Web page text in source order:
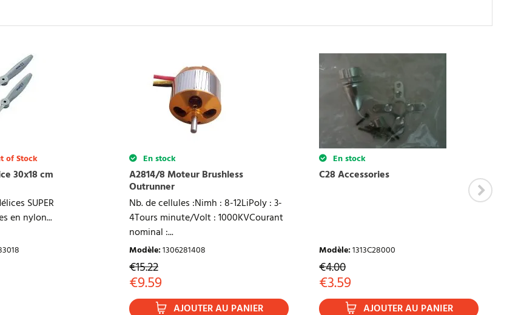
ECRIRE UNE CRITIQUE
of Stock
30x18 cm
SUPER
en nylon...
En stock
A2814/8 Moteur Brushless
Outrunner
Nb. de cellules :Nimh : 8-12LiPoly : 3-
4Tours minute/Volt : 1000KVCourant
nominal :...
Modèle:1306281408
€15.22
€9.59
AJOUTER AU PANIER
En stock
C28 Accessories
Modèle:1313C28000
€4.00
€3.59
AJOUTER AU PANIER